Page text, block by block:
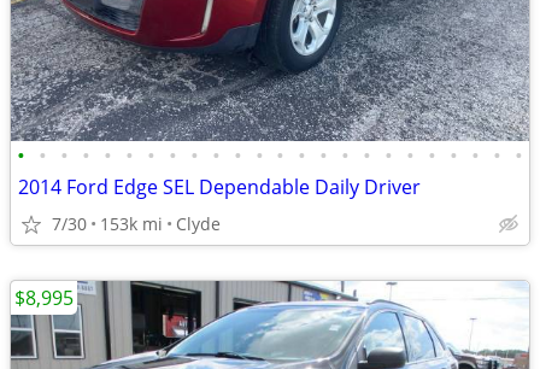
• • • • • • • • • • • • • • • • • • • • • • • •
2014 Ford Edge SEL Dependable Daily Driver
7/30 153k mi Clyde
$8,995